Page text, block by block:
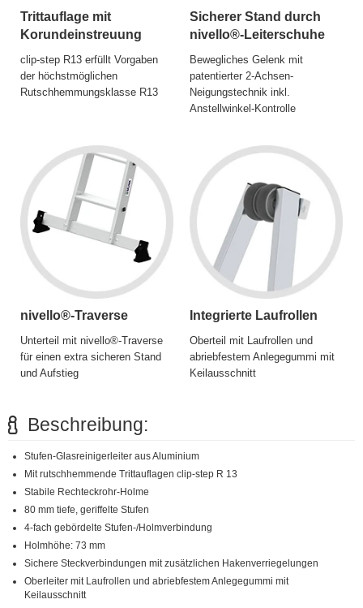
Trittauflage mit
Korundeinstreuung
clip-step R13 erfüllt Vorgaben
der höchstmöglichen
Rutschhemmungsklasse R13
Sicherer Stand durch
nivello®-Leiterschuhe
Bewegliches Gelenk mit
patentierter 2-Achsen-
Neigungstechnik inkl.
Anstellwinkel-Kontrolle
nivello®-Traverse
Unterteil mit nivello®-Traverse
für einen extra sicheren Stand
und Aufstieg
Integrierte Laufrollen
Oberteil mit Laufrollen und
abriebfestem Anlegegummi mit
Keilausschnitt
Beschreibung:
Stufen-Glasreinigerleiter aus Aluminium
Mit rutschhemmende Trittauflagen clip-step R 13
Stabile Rechteckrohr-Holme
80 mm tiefe, geriffelte Stufen
4-fach gebördelte Stufen-/Holmverbindung
Holmhöhe: 73 mm
Sichere Steckverbindungen mit zusätzlichen Hakenverriegelungen
Oberleiter mit Laufrollen und abriebfestem Anlegegummi mit
Keilausschnitt